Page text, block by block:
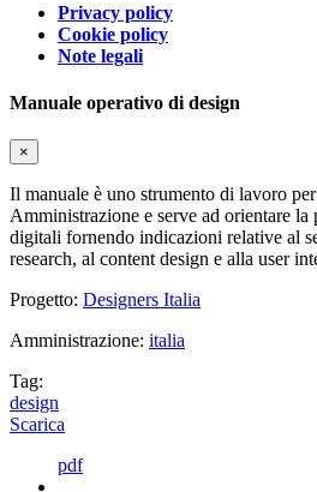
Privacy policy
Cookie policy
Note legali
Manuale operativo di design
×
Il manuale è uno strumento di lavoro
Amministrazione e serve ad orientare la
digitali fornendo indicazioni relative al
research, al content design e alla user
Progetto: Designers Italia
Amministrazione: italia
Tag:
design
Scarica
pdf